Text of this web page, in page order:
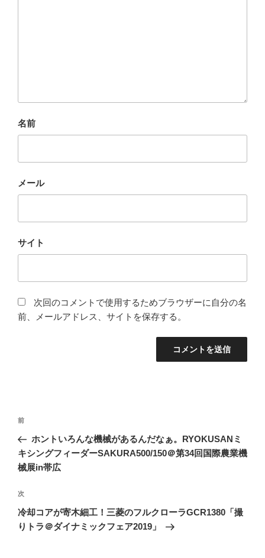
名前
メール
サイト
次回のコメントで使用するためブラウザーに自分の名
前、メールアドレス、サイトを保存する。
投
ナ
ビ
ー
シ
ョ
前
の
投
稿
前
ホントいろんな機械があるんだなぁ。RYOKUSANミ
キシングフィーダーSAKURA500/150＠第34回国際農業機
械展in帯広
次
の
投
次
冷却コアが寄木細工！三菱のフルクローラGCR1380「撮
りトラ＠ダイナミックフェア2019」